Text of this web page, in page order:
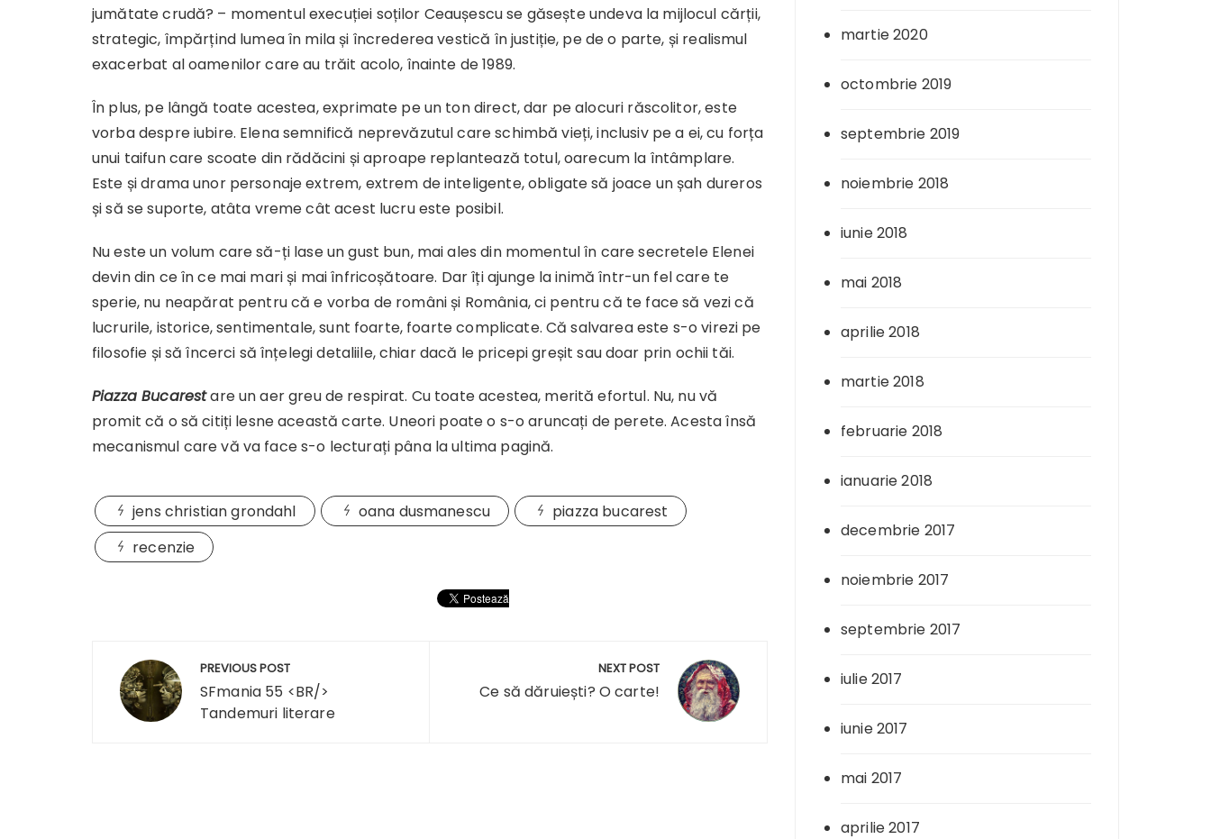
jumătate crudă? – momentul execuției soților Ceaușescu se găsește undeva la mijlocul cărții,
strategic, împărțind lumea în mila și încrederea vestică în justiție, pe de o parte, și realismul
exacerbat al oamenilor care au trăit acolo, înainte de 1989.
În plus, pe lângă toate acestea, exprimate pe un ton direct, dar pe alocuri răscolitor, este
vorba despre iubire. Elena semnifică neprevăzutul care schimbă vieți, inclusiv pe a ei, cu forța
unui taifun care scoate din rădăcini și aproape replantează totul, oarecum la întâmplare.
Este și drama unor personaje extrem, extrem de inteligente, obligate să joace un șah dureros
și să se suporte, atâta vreme cât acest lucru este posibil.
Nu este un volum care să-ți lase un gust bun, mai ales din momentul în care secretele Elenei
devin din ce în ce mai mari și mai înfricoșătoare. Dar îți ajunge la inimă într-un fel care te
sperie, nu neapărat pentru că e vorba de români și România, ci pentru că te face să vezi că
lucrurile, istorice, sentimentale, sunt foarte, foarte complicate. Că salvarea este s-o virezi pe
filosofie și să încerci să înțelegi detaliile, chiar dacă le pricepi greșit sau doar prin ochii tăi.
Piazza Bucarestare un aer greu de respirat. Cu toate acestea, merită efortul. Nu, nu vă
promit că o să citiți lesne această carte. Uneori poate o s-o aruncați de perete. Acesta însă
mecanismul care vă va face s-o lecturați pâna la ultima pagină.
jens christian grondahl oana dusmanescu
piazza bucarest
recenzie
Navigare
articole
PREVIOUS POST
SFmania 55 <BR/>
Tandemuri literare
NEXT POST
Ce să dăruiești? O carte!
martie 2020
octombrie 2019
septembrie 2019
noiembrie 2018
iunie 2018
mai 2018
aprilie 2018
martie 2018
februarie 2018
ianuarie 2018
decembrie 2017
noiembrie 2017
septembrie 2017
iulie 2017
iunie 2017
mai 2017
aprilie 2017